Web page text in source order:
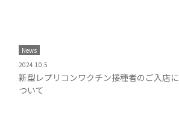
News
2024.10.5
新型レプリコンワクチン接種者のご入店に
ついて